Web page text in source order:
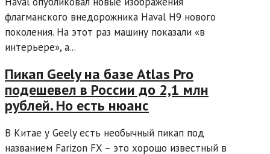
флагманского внедорожника Haval H9 нового
поколения. На этот раз машину показали «в
интерьере», а...
Пикап Geely на базе Atlas Pro
подешевел в России до 2,1 млн
рублей. Но есть нюанс
В Китае у Geely есть необычный пикап под
названием Farizon FX – это хорошо известный в